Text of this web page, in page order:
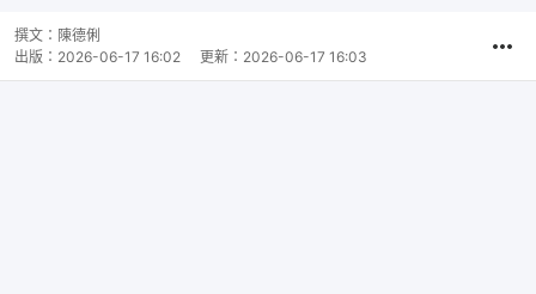
撰文： 陳德俐
出版： 2026-06-17 16:02 更新： 2026-06-17 16:03